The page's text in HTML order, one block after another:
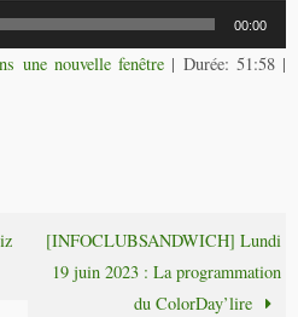
00:00
une nouvelle fenêtre | Durée: 51:58|
[INFOCLUBSANDWICH] Lundi
19 juin 2023 : La programmation
du ColorDay’lire